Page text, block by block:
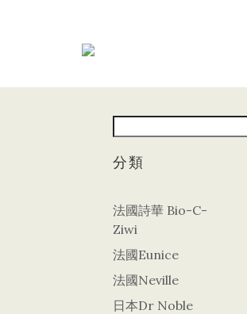
分類
法國詩華 Bio-C-
Ziwi
法國Eunice
法國Neville
日本Dr Noble